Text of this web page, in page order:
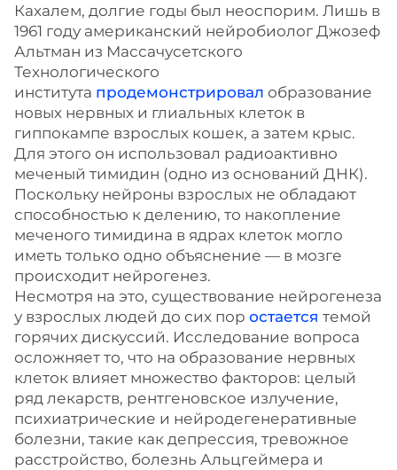
Кахалем, долгие годы был неоспорим. Лишь в
1961 году американский нейробиолог Джозеф
Альтман из Массачусетского
Технологического
института продемонстрировал образование
новых нервных и глиальных клеток в
гиппокампе взрослых кошек, а затем крыс.
Для этого он использовал радиоактивно
меченый тимидин (одно из оснований ДНК).
Поскольку нейроны взрослых не обладают
способностью к делению, то накопление
меченого тимидина в ядрах клеток могло
иметь только одно объяснение — в мозге
происходит нейрогенез.
Несмотря на это, существование нейрогенеза
у взрослых людей до сих пор остается темой
горячих дискуссий. Исследование вопроса
осложняет то, что на образование нервных
клеток влияет множество факторов: целый
ряд лекарств, рентгеновское излучение,
психиатрические и нейродегенеративные
болезни, такие как депрессия, тревожное
расстройство, болезнь Альцгеймера и